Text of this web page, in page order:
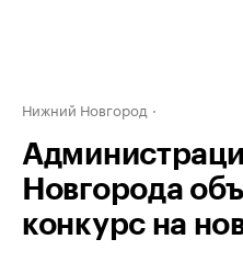
Нижний Новгород
Новгорода
конкурс на